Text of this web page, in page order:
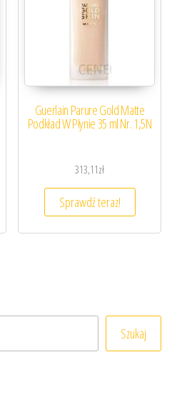
Guerlain Parure Gold Matte
Podkład W Płynie 35 ml Nr. 1,5N
313,11zł
Sprawdź teraz!
Szukaj